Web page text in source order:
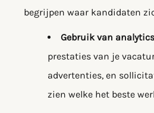
begrijpen waar kandidaten
Gebruik van analytics
prestaties van je
advertenties, en
zien welke het beste